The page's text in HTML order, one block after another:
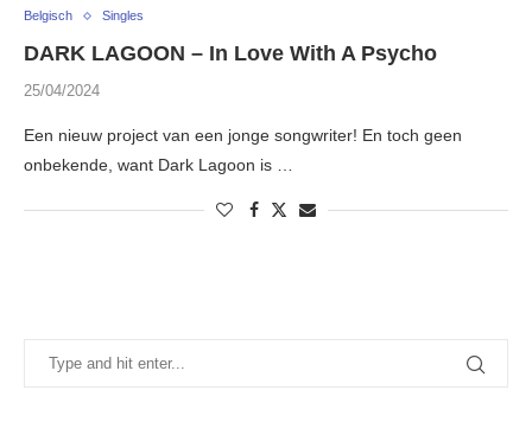
Belgisch Singles
DARK LAGOON – In Love With A Psycho
25/04/2024
Een nieuw project van een jonge songwriter! En toch geen
onbekende, want Dark Lagoon is …